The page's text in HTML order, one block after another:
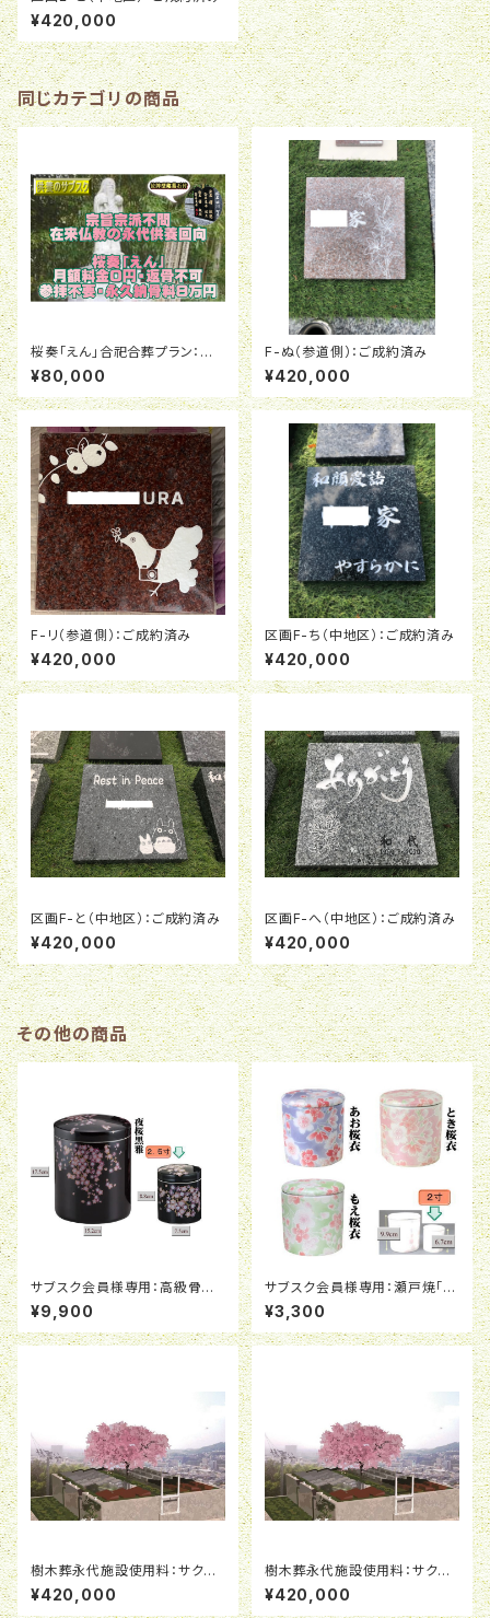
¥420,000
同じカテゴリの商品
桜奏「えん」合祀合葬プラン：全
国から御遺骨を送って頂けます。
¥80,000
F-ぬ（参道側）：ご成約済み
¥420,000
F-リ（参道側）：ご成約済み
¥420,000
区画F-ち（中地区）：ご成約済み
¥420,000
区画F-と（中地区）：ご成約済み
¥420,000
区画F-へ（中地区）：ご成約済み
¥420,000
その他の商品
サブスク会員様専用：高級骨壺
「夜桜黒雅」２．５寸
¥9,900
サブスク会員様専用：瀬戸焼「桜
衣」シリーズ２寸（６．３ｃｍＸ６．
７ｃｍ）
¥3,300
樹木葬永代施設使用料：サクラ
ストーン限定区画D-リ（参道側）
※ 墓石費用が別途必要です。
¥420,000
樹木葬永代施設使用料：サクラ
ストーン限定区画C-リ（参道側）
※墓石費用が別途必要です。
¥420,000